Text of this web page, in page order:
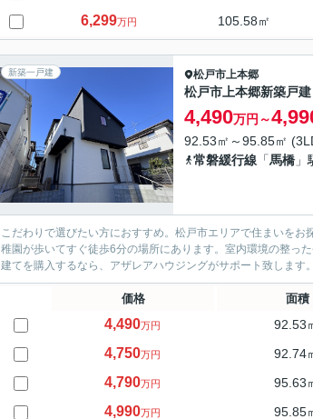
6,299万円 105.58㎡
新築一戸建 松戸市上本郷
松戸市上本郷新築戸
4,490万円～
92.53㎡～95.85㎡
常磐緩行線 「馬橋
こだわりで選びたい方におすすめ。松戸市エリアで住まいを
稚園が歩いてすぐ徒歩6分の場所にあります。室内環境の整っ
建てを購入するなら、アザレアハウジングがサポート致します
価格 面積
4,490万円 92.53
4,750万円 92.74
4,790万円 95.63
4,990万円 95.85